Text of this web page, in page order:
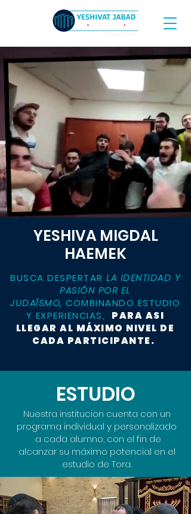
YESHIVA MIGDAL
HAEMEK
BUSCA DESPERTAR LA IDENTIDAD Y
PASIÓN POR EL
JUDAÍSMO, COMBINANDO ESTUDIO
Y EXPERIENCIAS, PARA ASI
LLEGAR AL MÁXIMO NIVEL DE
CADA PARTICIPANTE.
ESTUDIO
Nuestra institucion cuenta con un
programa individual y personalizado
a cada alumno, con el fin de
alcanzar su máximo potencial en el
estudio de Tora.